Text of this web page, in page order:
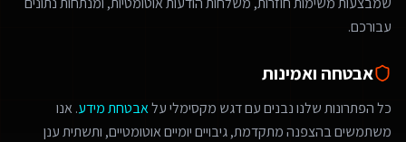
עבורכם.
אבטחה ואמינות
כל הפתרונות שלנו נבנים עם דגש מקסימלי עלאבטחת מידע. אנו
משתמשים בהצפנה מתקדמת, גיבויים יומיים אוטומטיים, ותשתית ענן